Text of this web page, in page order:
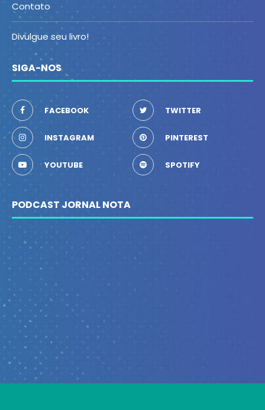
Contato
Divulgue seu livro!
SIGA-NOS
FACEBOOK TWITTER
INSTAGRAM PINTEREST
YOUTUBE SPOTIFY
PODCAST JORNAL NOTA